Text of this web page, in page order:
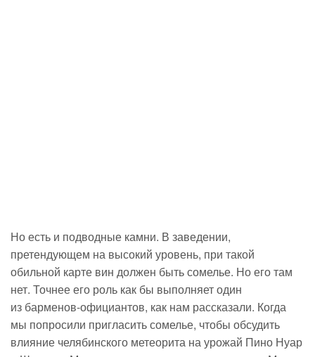
Но есть и подводные камни. В заведении,
претендующем на высокий уровень, при такой
обильной карте вин должен быть сомелье. Но его там
нет. Точнее его роль как бы выполняет один
из барменов-официантов, как нам рассказали. Когда
мы попросили пригласить сомелье, чтобы обсудить
влияние челябинского метеорита на урожай Пино Нуар